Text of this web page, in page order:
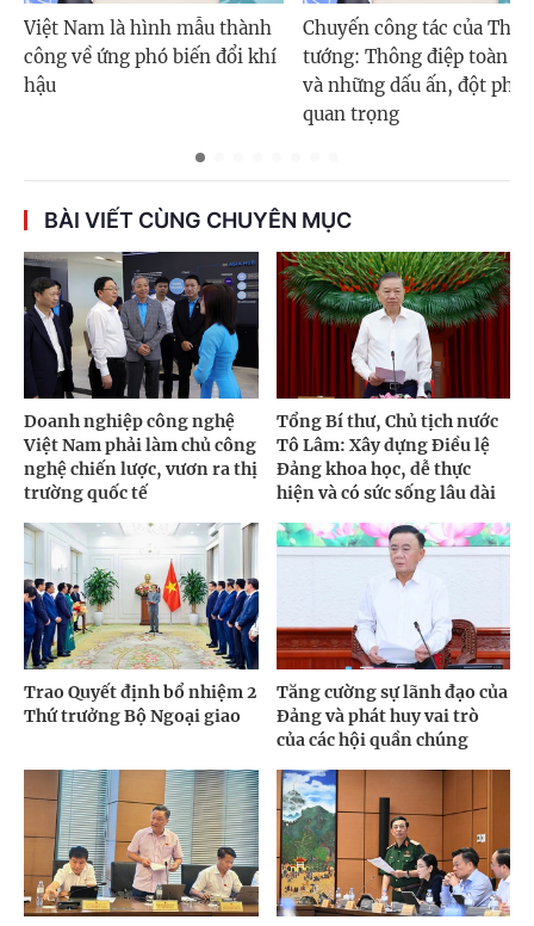
Việt Nam là hình mẫu thành
công về ứng phó biến đổi khí
hậu
Chuyến công tác của Thủ
tướng: Thông điệp toàn
và những dấu ấn, đột phá
quan trọng
BÀI VIẾT CÙNG CHUYÊN MỤC
Doanh nghiệp công nghệ
Việt Nam phải làm chủ công
nghệ chiến lược, vươn ra thị
trường quốc tế
Tổng Bí thư, Chủ tịch nước
Tô Lâm: Xây dựng Điều lệ
Đảng khoa học, dễ thực
hiện và có sức sống lâu dài
Trao Quyết định bổ nhiệm 2
Thứ trưởng Bộ Ngoại giao
Tăng cường sự lãnh đạo của
Đảng và phát huy vai trò
của các hội quần chúng